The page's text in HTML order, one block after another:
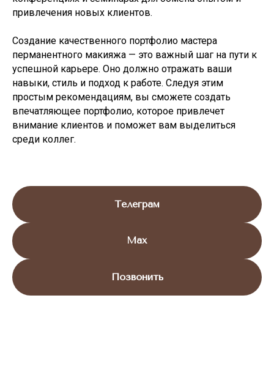
привлечения новых клиентов.
Создание качественного портфолио мастера
перманентного макияжа — это важный шаг на пути к
успешной карьере. Оно должно отражать ваши
навыки, стиль и подход к работе. Следуя этим
простым рекомендациям, вы сможете создать
впечатляющее портфолио, которое привлечет
внимание клиентов и поможет вам выделиться
среди коллег.
Телеграм
Max
Позвонить